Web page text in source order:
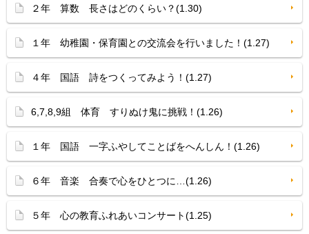
２年 算数 長さはどのくらい？(1.30)
１年 幼稚園・保育園との交流会を行いました！(1.27)
４年 国語 詩をつくってみよう！(1.27)
6,7,8,9組 体育 すりぬけ鬼に挑戦！(1.26)
１年 国語 一字ふやしてことばをへんしん！(1.26)
６年 音楽 合奏で心をひとつに…(1.26)
５年 心の教育ふれあいコンサート(1.25)